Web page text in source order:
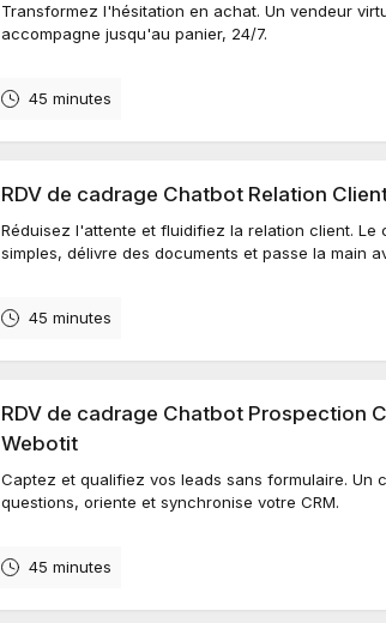
Transformez l'hésitation en achat. Un vendeur
accompagne jusqu'au panier, 24/7.
45 minutes
RDV de cadrage Chatbot Relation
Réduisez l'attente et fluidifiez la relation client. Le
simples, délivre des documents et passe la main
45 minutes
RDV de cadrage Chatbot Prospection
Webotit
Captez et qualifiez vos leads sans formulaire. Un
questions, oriente et synchronise votre CRM.
45 minutes